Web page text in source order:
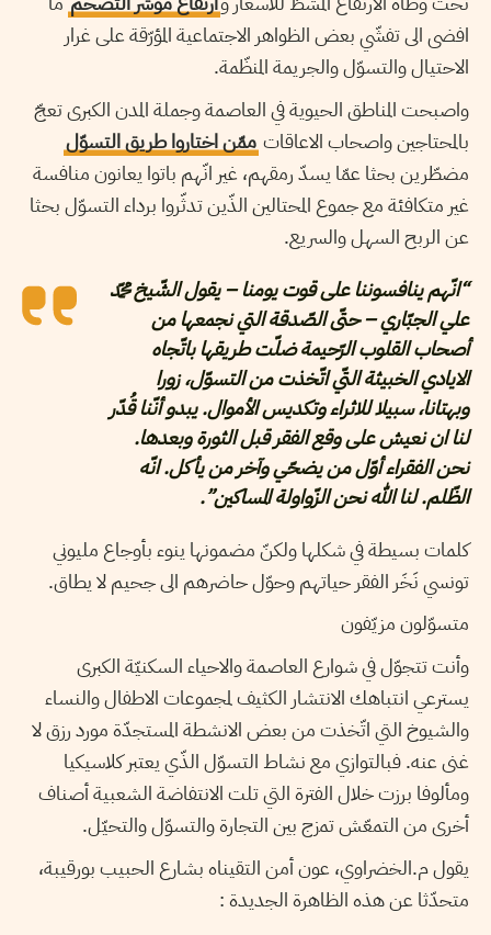
افضى الى تفشّي بعض الظواهر الاجتماعية المؤرّقة على غرار
الاحتيال والتسوّل والجريمة المنظّمة.
واصبحت المناطق الحيوية في العاصمة وجملة المدن الكبرى تعجّ
بالمحتاجين واصحاب الاعاقات ممّن اختاروا طريق التسوّل
مضطّرين بحثا عمّا يسدّ رمقهم، غير انّهم باتوا يعانون منافسة
غير متكافئة مع جموع المحتالين الذّين تدثّروا برداء التسوّل بحثا
عن الربح السهل والسريع.
“انّهم ينافسوننا على قوت يومنا – يقول الشّيخ محمّد
علي الجبّاري – حتّى الصّدقة التي نجمعها من
أصحاب القلوب الرّحيمة ضلّت طريقها باتّجاه
الايادي الخبيثة التّي اتّخذت من التسوّل، زورا
وبهتانا، سبيلا للاثراء وتكديس الأموال. يبدو أنّنا قُدّر
لنا ان نعيش على وقع الفقر قبل الثورة وبعدها.
نحن الفقراء أوّل من يضحّي وآخر من يأكل. انّه
الظّلم. لنا الله نحن الزّواولة المساكين”.
كلمات بسيطة في شكلها ولكنّ مضمونها ينوء بأوجاع مليوني
تونسي نَخَر الفقر حياتهم وحوّل حاضرهم الى جحيم لا يطاق.
متسوّلون مزيّفون
وأنت تتجوّل في شوارع العاصمة والاحياء السكنيّة الكبرى
يسترعي انتباهك الانتشار الكثيف لمجموعات الاطفال والنساء
والشيوخ التي اتّخذت من بعض الانشطة المستجدّة مورد رزق لا
غنى عنه. فبالتوازي مع نشاط التسوّل الذّي يعتبر كلاسيكيا
ومألوفا برزت خلال الفترة التي تلت الانتفاضة الشعبية أصناف
أخرى من التمعّش تمزج بين التجارة والتسوّل والتحيّل.
يقول م.الخضراوي، عون أمن التقيناه بشارع الحبيب بورقيبة،
متحدّثا عن هذه الظاهرة الجديدة :